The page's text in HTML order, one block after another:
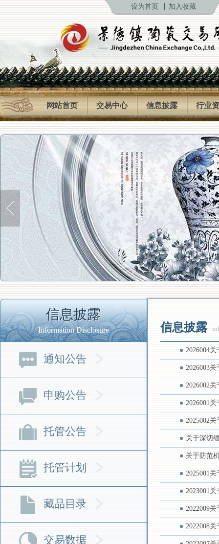
设为首页 加入收藏
网站首页 交易中心 信息披露 行业
信息披露
Information Disclosure
通知公告
申购公告
托管公告
托管计划
藏品目录
交易数据
信息披露
2026004
2026003
2026002
2026001
2025002
关于深切
关于防范
2025001
2023001
2022009
2022008